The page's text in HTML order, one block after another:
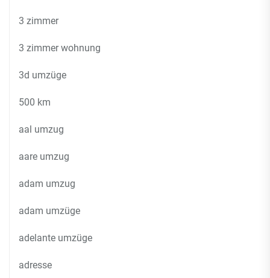
3 zimmer
3 zimmer wohnung
3d umzüge
500 km
aal umzug
aare umzug
adam umzug
adam umzüge
adelante umzüge
adresse